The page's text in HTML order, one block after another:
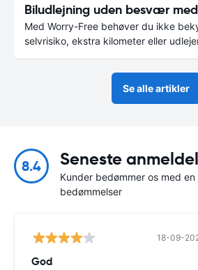
Biludlejning uden besvær
Med Worry-Free behøver du ikke
selvrisiko, ekstra kilometer eller
Se alle artikler
8.4 Seneste
Kunder bedømmer os med
bedømmelser
18-09-
God